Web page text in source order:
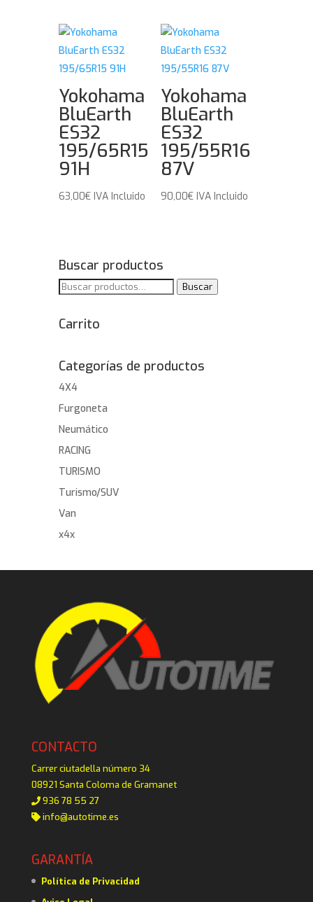
Yokohama
BluEarth
ES32
195/65R15
91H
63,00€ IVA Incluido
Yokohama
BluEarth
ES32
195/55R16
87V
90,00€ IVA Incluido
Buscar productos
Buscar
Buscar
Carrito
Categorías de productos
4X4
Furgoneta
Neumático
RACING
TURISMO
Turismo/SUV
Van
x4x
CONTACTO
Carrer ciutadella número 34
08921 Santa Coloma de Gramanet
936 78 55 27
info@autotime.es
GARANTÍA
Política de Privacidad